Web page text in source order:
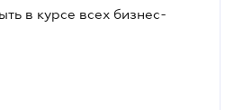
в курсе всех бизнес-